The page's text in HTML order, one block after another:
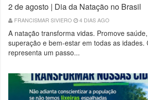
2 de agosto | Dia da Natação no Brasil
FRANCISMAR SIVIERO 4 DIAS AGO
A natação transforma vidas. Promove
superação e bem-estar em todas as idades.
representa um passo...